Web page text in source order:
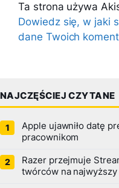
Ta strona używa
Dowiedz się, w jaki
dane Twoich
NAJCZĘŚCIEJ CZYTANE
Apple ujawniło datę
pracownikom
Razer przejmuje
twórców na najwyższy